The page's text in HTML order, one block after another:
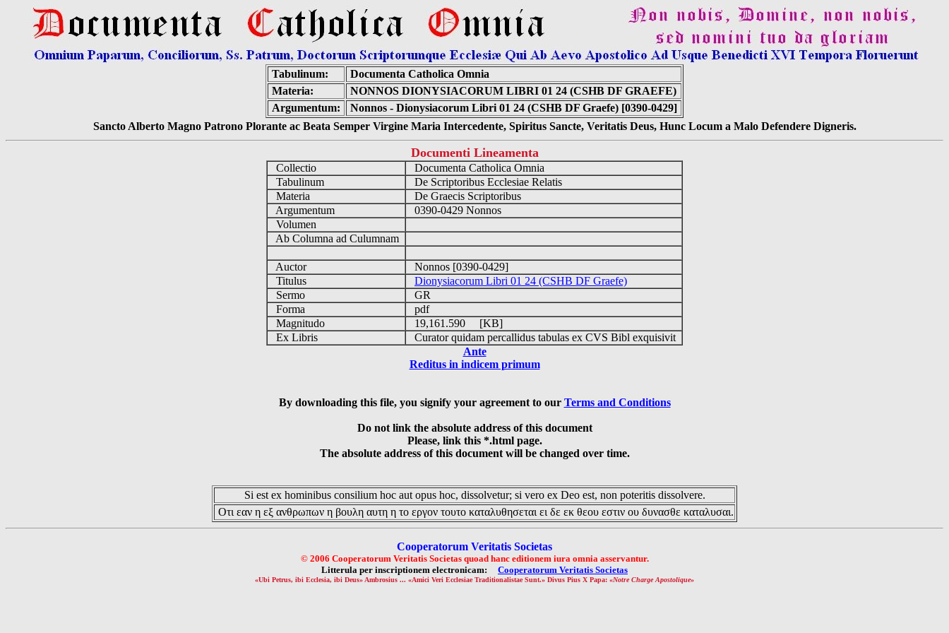
Tabulinum:
Documenta Catholica Omnia
Materia:
NONNOS DIONYSIACORUM LIBRI 01 24 (CSHB DF GRAEFE)
Argumentum:
Nonnos - Dionysiacorum Libri 01 24 (CSHB DF Graefe) [0390-0429]
Sancto Alberto Magno Patrono Plorante ac Beata Semper Virgine Maria Intercedente, Spiritus Sancte, Veritatis Deus, Hunc Locum a Malo Defendere Digneris.
Documenti Lineamenta
Collectio
Documenta Catholica Omnia
Tabulinum
De Scriptoribus Ecclesiae Relatis
Materia
De Graecis Scriptoribus
Argumentum
0390-0429 Nonnos
Volumen
Ab Columna ad Culumnam
Auctor
Nonnos [0390-0429]
Titulus
Dionysiacorum Libri 01 24 (CSHB DF Graefe)
Sermo
GR
Forma
pdf
Magnitudo
19,161.590 [KB]
Ex Libris
Curator quidam percallidus tabulas ex CVS Bibl exquisivit
Ante
Reditus in indicem primum
By downloading this file, you signify your agreement to our Terms and Conditions
Do not link the absolute address of this document
Please, link this *.html page.
The absolute address of this document will be changed over time.
Si est ex hominibus consilium hoc aut opus hoc, dissolvetur; si vero ex Deo est, non poteritis dissolvere.
Οτι εαν η εξ ανθρωπων η βουλη αυτη η το εργον τουτο καταλυθησεται ει δε εκ θεου εστιν ου δυνασθε καταλυσαι.
Cooperatorum Veritatis Societas
© 2006 Cooperatorum Veritatis Societas quoad hanc editionem iura omnia asservantur.
Litterula per inscriptionem electronicam: Cooperatorum Veritatis Societas
«Ubi Petrus, ibi Ecclesia, ibi Deus» Ambrosius ... «Amici Veri Ecclesiae Traditionalistae Sunt.» Divus Pius X Papa: «Notre Charge Apostolique»